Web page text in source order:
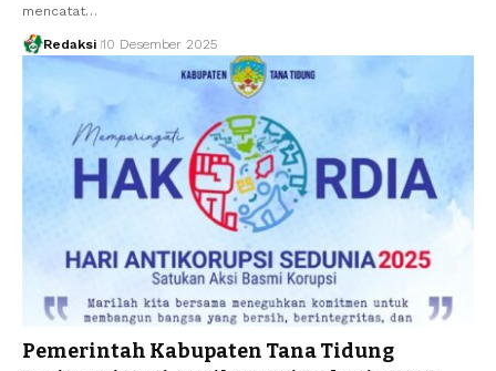
mencatat…
Redaksi 10 Desember 2025
Pemerintah Kabupaten Tana Tidung